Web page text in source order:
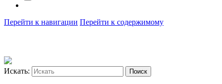
Перейти к навигации Перейти к содержимому
Искать: